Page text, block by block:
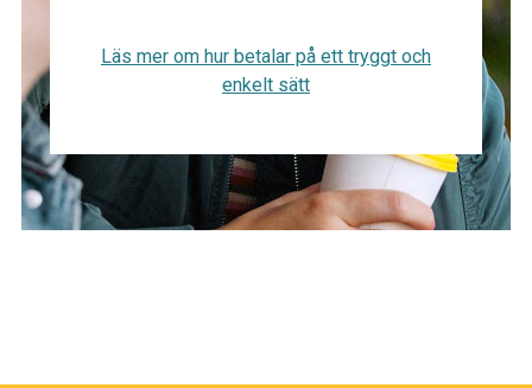
Läs mer om hur betalar på ett tryggt och
enkelt sätt